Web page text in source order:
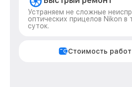
Устраняем не сложные
оптических прицелов Nikon в
суток.
Стоимость работ